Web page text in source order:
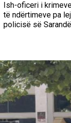
Ish-oficeri i
të ndërtimeve pa
policisë së